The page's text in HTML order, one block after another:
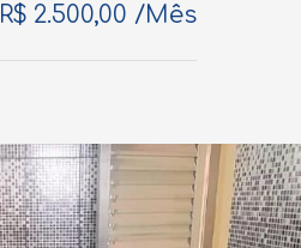
R$ 2.500,00 /Mês